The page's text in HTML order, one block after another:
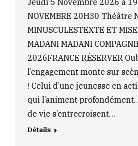
Jeudi 5 Novembre 2026 à
NOVEMBRE 20H30 Théâtre
MINUSCULESTEXTE ET
MADANI MADANI
2026FRANCE RÉSERVER
l’engagement monte sur
! Celui d’une jeunesse en
qui l’animent
de vie s’entrecroisent…
Détails